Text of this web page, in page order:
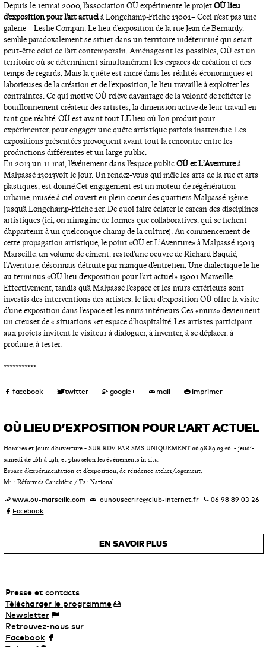
Depuis le 1er mai 2000, l’association OÙ expérimente le projetOÙ lieu
d’exposition pour l’art actuelà Longchamp-Friche 13001 – Ceci n’est pas une
galerie – Leslie Compan. Le lieu d’exposition de la rue Jean de Bernardy,
semble paradoxalement se situer dans un territoire indéterminé qui serait
peut-être celui de l’art contemporain. Aménageant les possibles, OÙ est un
territoire où se déterminent simultanément les espaces de création et des
temps de regards. Mais la quête est ancré dans les réalités économiques et
laborieuses de la création et de l’exposition, le lieu travaille à exploiter les
contraintes. Ce qui motive OÙ relève davantage de la volonté de refléter le
bouillonnement créateur des artistes, la dimension active de leur travail en
tant que réalité. OÙ est avant tout LE lieu où l’on produit pour
expérimenter, pour engager une quête artistique parfois inattendue. Les
expositions présentées provoquent avant tout la rencontre entre les
productions différentes et un large public.
En 2013 un 11 mai, l’événement dans l’espace publicOÙ et L’Aventureà
Malpassé 13013 voit le jour. Un rendez-vous qui mêle les arts de la rue et arts
plastiques, est donné. Cet engagement est un moteur de régénération
urbaine, musée à ciel ouvert en plein coeur des quartiers Malpassé 13ème
jusqu’à Longchamp-Friche 1er. De quoi faire éclater le carcan des disciplines
artistiques (ici, on n’imagine de formes que collaboratives, qui se fichent
d’appartenir à un quelconque champ de la culture). Au commencement de
cette propagation artistique, le point « OÙ et L’Aventure » à Malpassé 13013
Marseille, un volume de ciment, reste d’une oeuvre de Richard Baquié,
l’Aventure, désormais détruite par manque d’entretien. Une dialectique le lie
au terminus « OÙ lieu d’exposition pour l’art actuel » 13001 Marseille.
Effectivement, tandis qu’à Malpassé l’espace et les murs extérieurs sont
investis des interventions des artistes, le lieu d’exposition OÙ offre la visite
d’une exposition dans l’espace et les murs intérieurs. Ces « murs » deviennent
un creuset de « situations » et espace d’hospitalité. Les artistes participant
aux projets invitent le visiteur à dialoguer, à inventer, à se déplacer, à
produire, à tester.
***********
OÙ LIEU D’EXPOSITION POUR L’ART ACTUEL
Horaires et jours d’ouverture - SUR RDV PAR SMS UNIQUEMENT 06.98.89.03.26. - jeudi-
samedi de 16h à 19h, et plus selon les événements in situ.
Espace d’expérimentation et d’exposition, de résidence atelier/logement.
M1 : Réformés Canebière / T2 : National
www.ou-marseille.com ounousecrire@club-internet.fr
06 98 89 03 26
Facebook
EN SAVOIR PLUS
Presse et contacts
Télécharger leprogramme
Newsletter
Retrouvez-nous sur
Facebook